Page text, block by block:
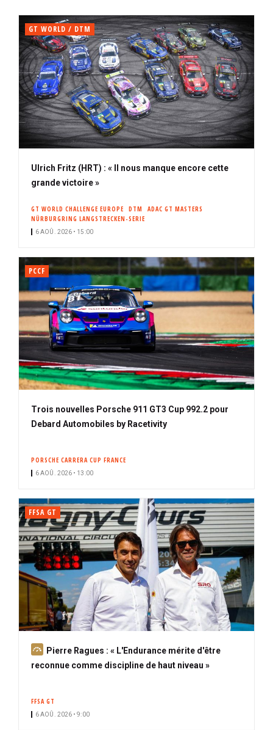
GT WORLD / DTM
Ulrich Fritz (HRT) : « Il nous manque encore cette
grande victoire »
GT WORLD CHALLENGE EUROPE DTM
ADAC GT MASTERS
NÜRBURGRING LANGSTRECKEN-SERIE
6 AOÛ. 2026 • 15:00
PCCF
Trois nouvelles Porsche 911 GT3 Cup 992.2 pour
Debard Automobiles by Racetivity
PORSCHE CARRERA CUP FRANCE
6 AOÛ. 2026 • 13:00
FFSA GT
A
b
Pierre Ragues : « L'Endurance mérite d'être
reconnue comme discipline de haut niveau »
FFSA GT
6 AOÛ. 2026 • 9:00